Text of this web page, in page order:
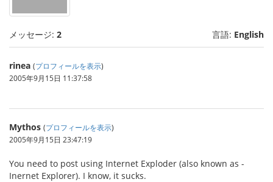
メッセージ: 2 言語: English
rinea (プロフィールを表示)
2005年9月15日 11:37:58
Mythos (プロフィールを表示)
2005年9月15日 23:47:19
You need to post using Internet Exploder (also known as -
Inernet Explorer). I know, it sucks.